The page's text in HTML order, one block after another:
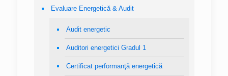
Evaluare Energetică & Audit
Audit energetic
Auditori energetici Gradul 1
Certificat performanţă energetică